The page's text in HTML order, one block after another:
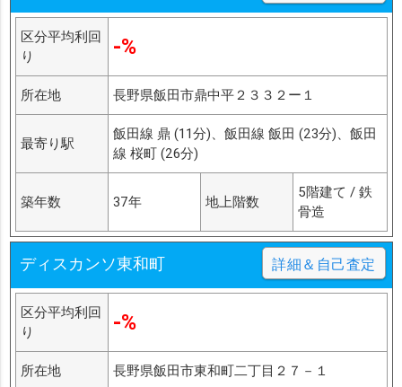
区分平均利回
り
-%
所在地 長野県飯田市鼎中平２３３２ー１
最寄り駅
飯田線 鼎 (11分)、飯田線 飯田 (23分)、飯田
線 桜町 (26分)
築年数 37年 地上階数
5階建て / 鉄
骨造
ディスカンソ東和町 詳細＆自己査定
区分平均利回
り
-%
所在地 長野県飯田市東和町二丁目２７－１